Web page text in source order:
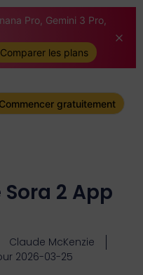
Pro, Gemini 3 Pro,
Comparer les plans
Commencer gratuitement
2 App
Claude McKenzie
2026-03-25